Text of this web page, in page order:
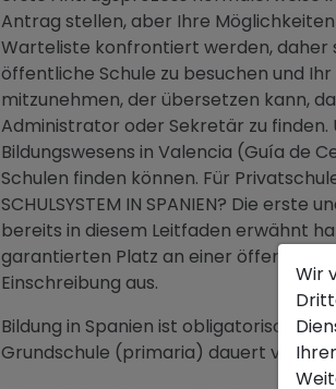
Antrag stellen, aber Ihre
Warteliste konfrontiert werden, daher
öffentliche Schule zu besuchen und
mitzunehmen, der übersetzen kann,
Administrator oder Sekretär zu finden.
Bildungswesens in Valencia (Guía de
Schulen finden können. Für
SCHULSYSTEM IN SPANIEN? Die
bereits in diesem Leitfaden erwähnt
garantierten Platz an einer
Einschreibung aus.
Bildung in Spanien ist obligatorisch für
Grundschule (primaria) dauert von 6
Wir